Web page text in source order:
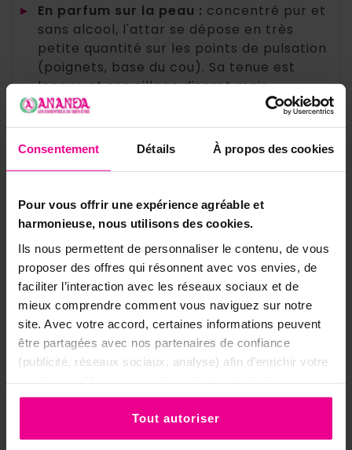
Consentement Détails À propos des cookies
Pour vous offrir une expérience agréable et
harmonieuse, nous utilisons des cookies.
Ils nous permettent de personnaliser le contenu, de vous
proposer des offres qui résonnent avec vos envies, de
faciliter l’interaction avec les réseaux sociaux et de
mieux comprendre comment vous naviguez sur notre
site. Avec votre accord, certaines informations peuvent
être partagées avec nos partenaires de confiance
(publicité, réseaux sociaux, analyse) afin d’enrichir votre
ou de les refuser.
Tout autoriser
▸ En parfum sur la peau : concentré pur et
sans alcool, l'attar se dépose en très
petite quantité sur les points de pulsation
(poignets, base du cou). Sa tenue est
longue et son sillage discret mais
persistant.
▸ En diffusion d'ambiance :quelques
gouttes dans un brûle-parfum ou un
diffuseur, diluées dans un peu d'eau, pour
apaisante propice au lâcher-prise.
▸ En rituel de méditation :une touche sur le
troisième œil ou sur un mouchoir posé
près de soi pour favoriser le recentrage
et la tranquillité d'esprit.
▸
Pour parfumer le linge : une goutte sur un
galet de bois ou dans un sachet d'armoire
pour diffuser tendrement sa senteur
faites de l'Opium le cœur d'un rituel